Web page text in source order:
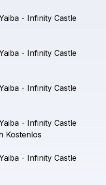
- Infinity Castle
- Infinity Castle
- Infinity Castle
- Infinity Castle
Kostenlos
- Infinity Castle